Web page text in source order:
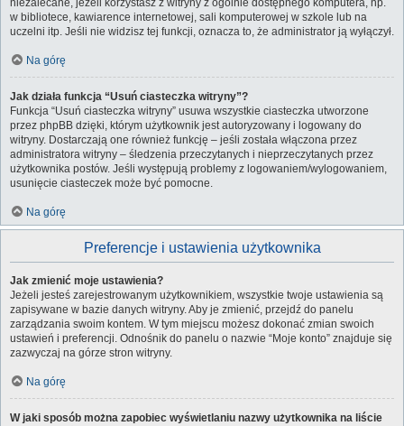
niezalecane, jeżeli korzystasz z witryny z ogólnie dostępnego komputera, np.
w bibliotece, kawiarence internetowej, sali komputerowej w szkole lub na
uczelni itp. Jeśli nie widzisz tej funkcji, oznacza to, że administrator ją wyłączył.
Na górę
Jak działa funkcja “Usuń ciasteczka witryny”?
Funkcja “Usuń ciasteczka witryny” usuwa wszystkie ciasteczka utworzone
przez phpBB dzięki, którym użytkownik jest autoryzowany i logowany do
witryny. Dostarczają one również funkcję – jeśli została włączona przez
administratora witryny – śledzenia przeczytanych i nieprzeczytanych przez
użytkownika postów. Jeśli występują problemy z logowaniem/wylogowaniem,
usunięcie ciasteczek może być pomocne.
Na górę
Preferencje i ustawienia użytkownika
Jak zmienić moje ustawienia?
Jeżeli jesteś zarejestrowanym użytkownikiem, wszystkie twoje ustawienia są
zapisywane w bazie danych witryny. Aby je zmienić, przejdź do panelu
zarządzania swoim kontem. W tym miejscu możesz dokonać zmian swoich
ustawień i preferencji. Odnośnik do panelu o nazwie “Moje konto” znajduje się
zazwyczaj na górze stron witryny.
Na górę
W jaki sposób można zapobiec wyświetlaniu nazwy użytkownika na liście